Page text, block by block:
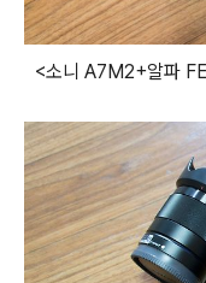
<소니 A7M2+알파